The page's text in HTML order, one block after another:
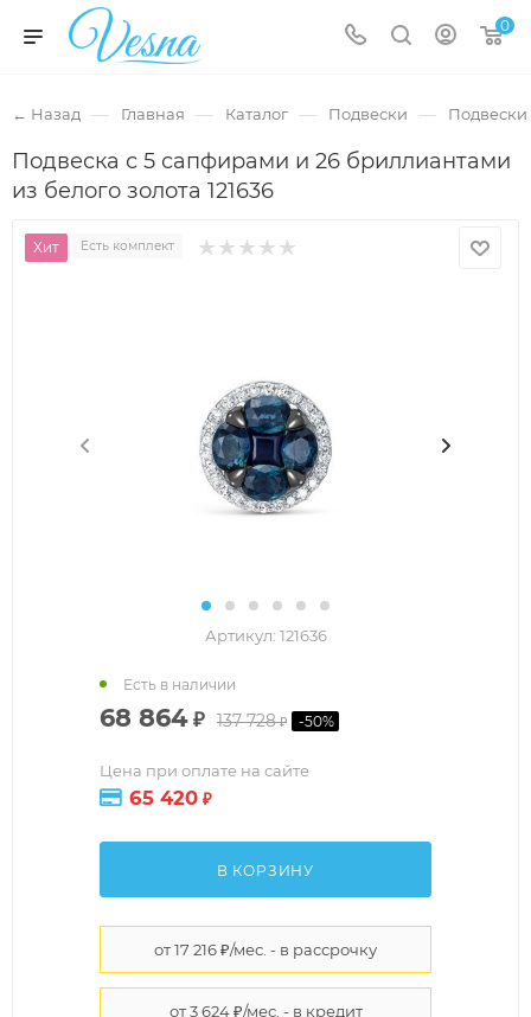
0
← Назад — Главная — Каталог — Подвески — Подвески
Подвеска с 5 сапфирами и 26 бриллиантами
из белого золота 121636
Хит Есть комплект
Артикул: 121636
68 864₽ 137 728₽ -50%
Цена при оплате на сайте
65 420 ₽
Есть в наличии
В КОРЗИНУ